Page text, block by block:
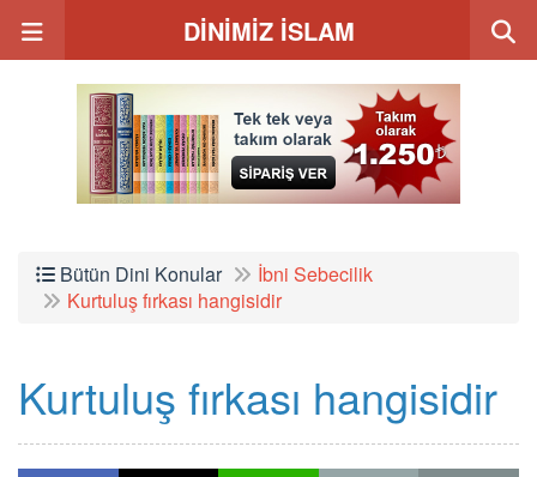
DİNİMİZ İSLAM
Bütün Dini Konular
İbni Sebecilik
Kurtuluş fırkası hangisidir
Kurtuluş fırkası hangisidir